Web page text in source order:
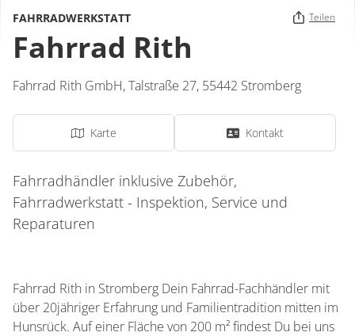
FAHRRADWERKSTATT Teilen
Fahrrad Rith
Fahrrad Rith GmbH,Talstraße 27, 55442 Stromberg
Karte Kontakt
Fahrradhändler inklusive Zubehör,
Fahrradwerkstatt - Inspektion, Service und
Reparaturen
Fahrrad Rith in Stromberg Dein Fahrrad-Fachhändler mit
über 20jähriger Erfahrung und Familientradition mitten im
Hunsrück. Auf einer Fläche von 200 m² findest Du bei uns